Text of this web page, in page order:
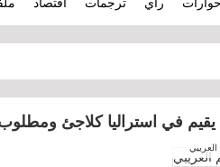
يقيم في استراليا كلاجئ